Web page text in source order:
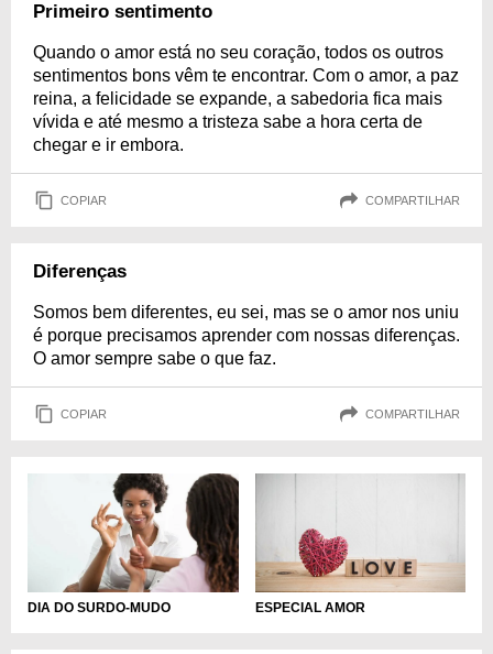
Primeiro sentimento
Quando o amor está no seu coração, todos os outros
sentimentos bons vêm te encontrar. Com o amor, a paz
reina, a felicidade se expande, a sabedoria fica mais
vívida e até mesmo a tristeza sabe a hora certa de
chegar e ir embora.
COPIAR COMPARTILHAR
Diferenças
Somos bem diferentes, eu sei, mas se o amor nos uniu
é porque precisamos aprender com nossas diferenças.
O amor sempre sabe o que faz.
COPIAR COMPARTILHAR
DIA DO SURDO-MUDO ESPECIAL AMOR